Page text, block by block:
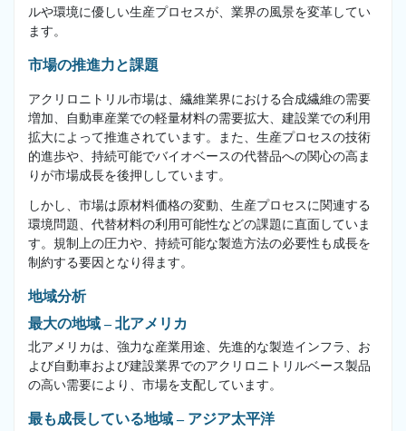
ルや環境に優しい生産プロセスが、業界の風景を変革してい
ます。
市場の推進力と課題
アクリロニトリル市場は、繊維業界における合成繊維の需要
増加、自動車産業での軽量材料の需要拡大、建設業での利用
拡大によって推進されています。また、生産プロセスの技術
的進歩や、持続可能でバイオベースの代替品への関心の高ま
りが市場成長を後押ししています。
しかし、市場は原材料価格の変動、生産プロセスに関連する
環境問題、代替材料の利用可能性などの課題に直面していま
す。規制上の圧力や、持続可能な製造方法の必要性も成長を
制約する要因となり得ます。
地域分析
最大の地域 – 北アメリカ
北アメリカは、強力な産業用途、先進的な製造インフラ、お
よび自動車および建設業界でのアクリロニトリルベース製品
の高い需要により、市場を支配しています。
最も成長している地域 – アジア太平洋